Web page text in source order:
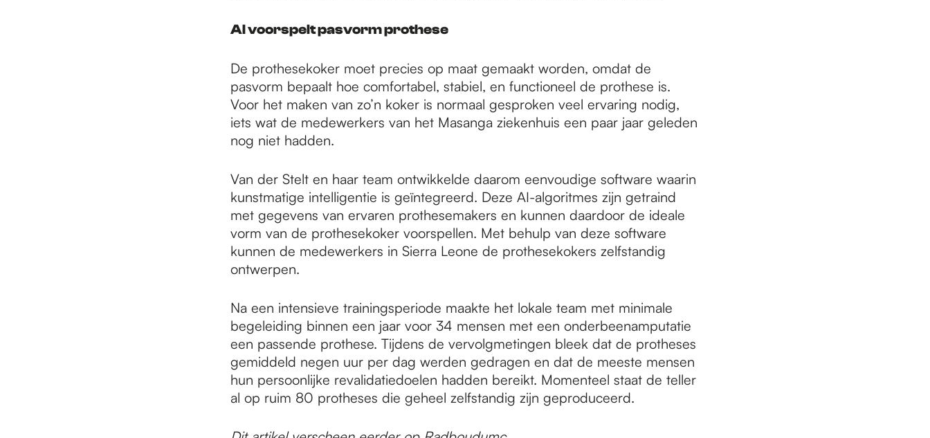
AI voorspelt pasvorm prothese
De prothesekoker moet precies op maat gemaakt worden, omdat de
pasvorm bepaalt hoe comfortabel, stabiel, en functioneel de prothese is.
Voor het maken van zo’n koker is normaal gesproken veel ervaring nodig,
iets wat de medewerkers van het Masanga ziekenhuis een paar jaar geleden
nog niet hadden.
Van der Stelt en haar team ontwikkelde daarom eenvoudige software waarin
kunstmatige intelligentie is geïntegreerd. Deze AI-algoritmes zijn getraind
met gegevens van ervaren prothesemakers en kunnen daardoor de ideale
vorm van de prothesekoker voorspellen. Met behulp van deze software
kunnen de medewerkers in Sierra Leone de prothesekokers zelfstandig
ontwerpen.
Na een intensieve trainingsperiode maakte het lokale team met minimale
begeleiding binnen een jaar voor 34 mensen met een onderbeenamputatie
een passende prothese. Tijdens de vervolgmetingen bleek dat de protheses
gemiddeld negen uur per dag werden gedragen en dat de meeste mensen
hun persoonlijke revalidatiedoelen hadden bereikt. Momenteel staat de teller
al op ruim 80 protheses die geheel zelfstandig zijn geproduceerd.